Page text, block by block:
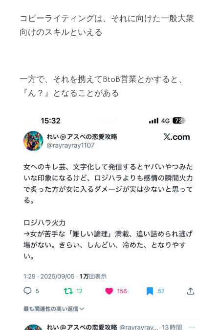
コピーライティングは、それに向けた一般大衆
向けのスキルといえる
一方で、それを携えてBtoB営業とかすると、
『ん？』となることがある